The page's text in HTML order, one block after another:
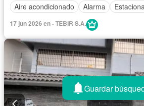
Aire acondicionado
Alarma
17 jun 2026 en - TEBIR S.A.
Guardar